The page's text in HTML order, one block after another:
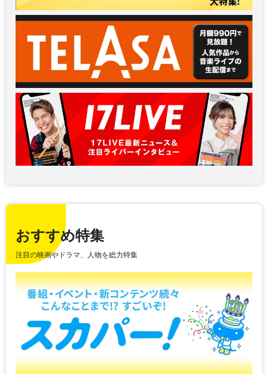
おすすめ特集
注目の映画やドラマ、人物を総力特集